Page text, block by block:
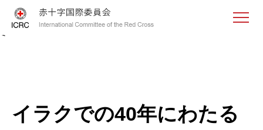
<
イラクでの40年にわたる